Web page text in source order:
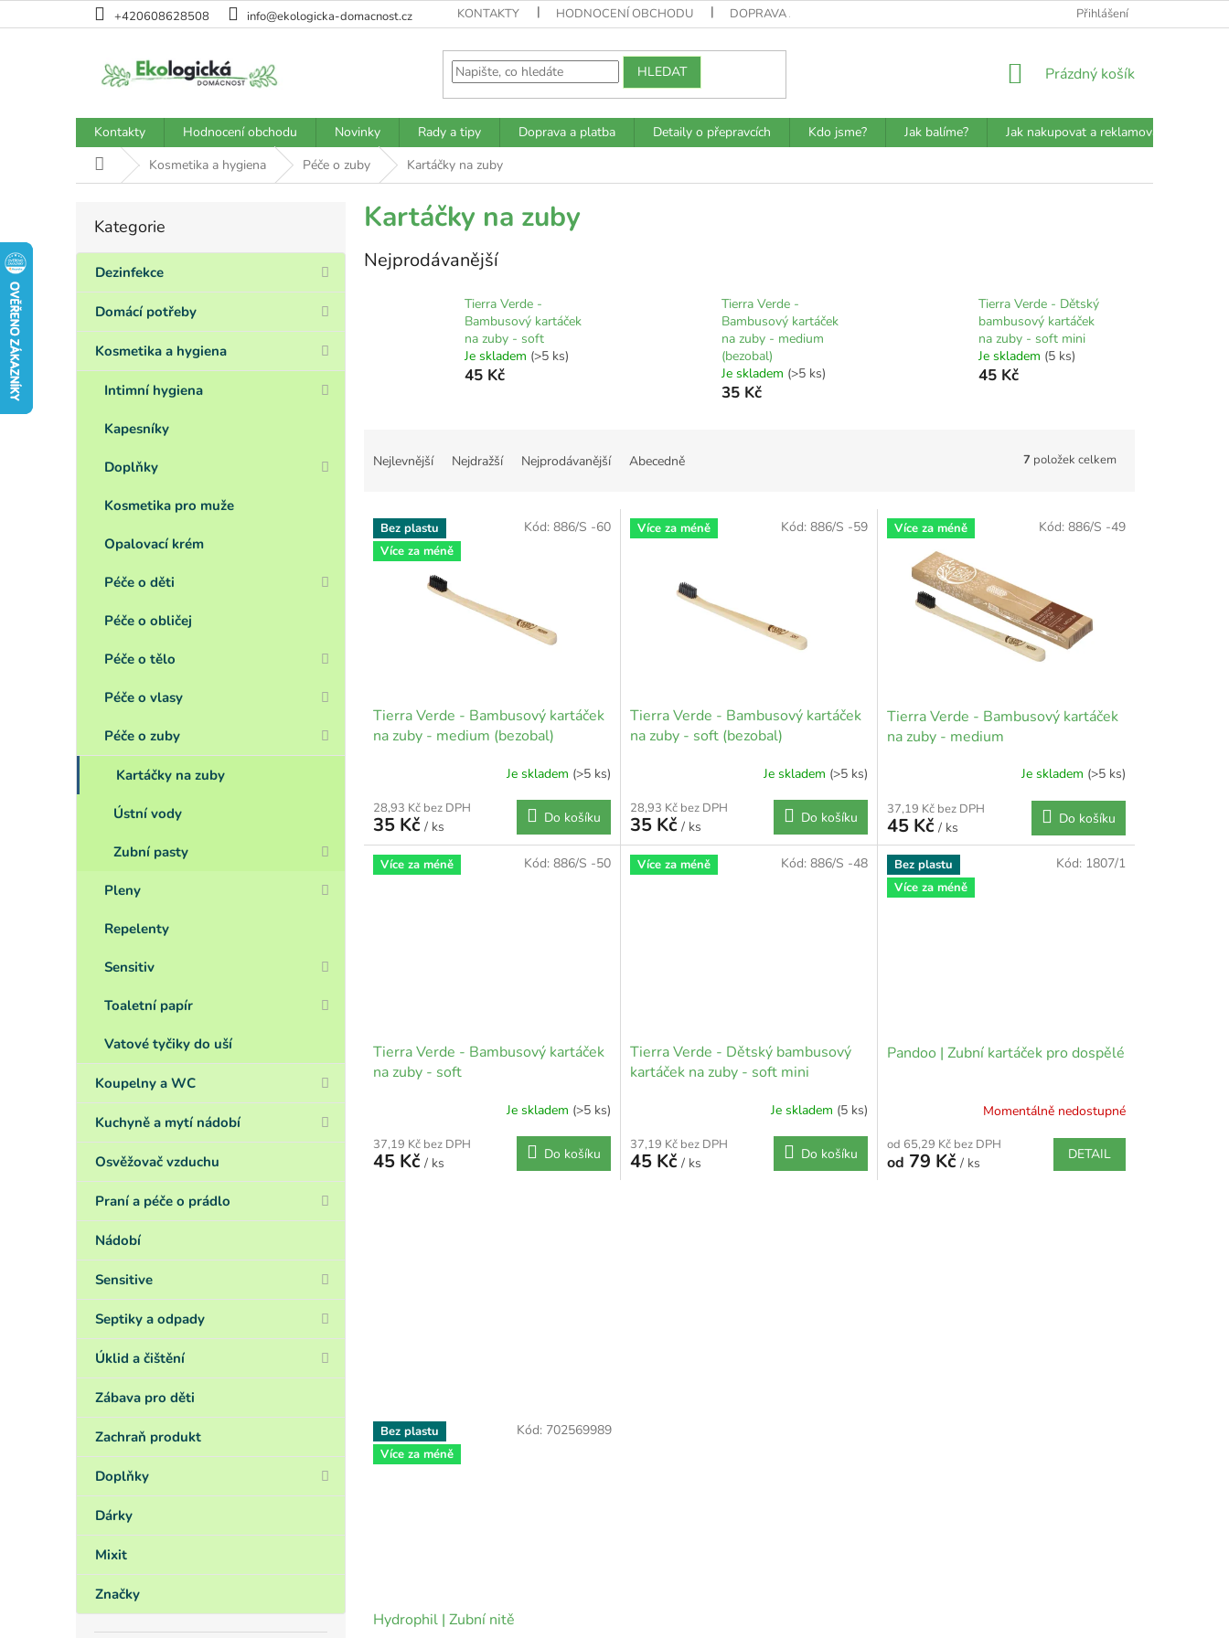
na
+420608628508 info@ekologicka-domacnost.cz KONTAKTY HODNOCENÍ OBCHODU DOPRAVA A PLATBA JAK BALÍME?
Přihlášení
HLEDAT
NÁKUPNÍ
Prázdný košík
Kontakty Hodnocení obchodu Novinky Rady a tipy Doprava a platba Detaily o přepravcích Kdo jsme? Jak balíme? Jak nakupovat a reklamovat?
Domů Kosmetika a hygiena Péče o zuby Kartáčky na zuby
s
r
n
í
Přeskočit
Kategorie
Dezinfekce
Domácí potřeby
Kosmetika a hygiena
Intimní hygiena
Kapesníky
Doplňky
Kosmetika pro muže
Opalovací krém
Péče o děti
Péče o obličej
Péče o tělo
Péče o vlasy
Péče o zuby
Kartáčky na zuby
Ústní vody
Zubní pasty
Pleny
Repelenty
Sensitiv
Toaletní papír
Vatové tyčiky do uší
Koupelny a WC
Kuchyně a mytí nádobí
Osvěžovač vzduchu
Praní a péče o prádlo
Nádobí
Sensitive
Septiky a odpady
Úklid a čištění
Zábava pro děti
Zachraň produkt
Doplňky
Dárky
Mixit
Značky
Kartáčky na zuby
Nejprodávanější
Tierra Verde -
Bambusový kartáček
na zuby - soft
Je skladem (>5 ks)
45 Kč
Tierra Verde -
Bambusový kartáček
na zuby - medium
(bezobal)
Je skladem (>5 ks)
35 Kč
Tierra Verde - Dětský
bambusový kartáček
na zuby - soft mini
Je skladem (5 ks)
45 Kč
p
Nejlevnější Nejdražší Nejprodávanější Abecedně 7 položek celkem
V
p
Bez plastu
Více za méně
Tierra Verde - Bambusový kartáček
na zuby - medium (bezobal)
Je skladem (>5 ks)
28,93 Kč bez DPH
35 Kč / ks
Do košíku
Kód: 886/S -60 Více za méně
Tierra Verde - Bambusový kartáček
na zuby - soft (bezobal)
Je skladem (>5 ks)
28,93 Kč bez DPH
35 Kč / ks
Do košíku
Kód: 886/S -59 Více za méně
Tierra Verde - Bambusový kartáček
na zuby - medium
Je skladem (>5 ks)
37,19 Kč bez DPH
45 Kč / ks
Do košíku
Kód: 886/S -49
Více za méně
Tierra Verde - Bambusový kartáček
na zuby - soft
Je skladem (>5 ks)
37,19 Kč bez DPH
45 Kč / ks
Do košíku
Kód: 886/S -50 Více za méně
Tierra Verde - Dětský bambusový
kartáček na zuby - soft mini
Je skladem (5 ks)
37,19 Kč bez DPH
45 Kč / ks
Do košíku
Kód: 886/S -48
Bez plastu
Více za méně
Pandoo | Zubní kartáček pro dospělé
Momentálně nedostupné
od 65,29 Kč bez DPH
od 79 Kč / ks
DETAIL
Kód: 1807/1
Bez plastu
Více za méně
Hydrophil | Zubní nitě
Kód: 702569989